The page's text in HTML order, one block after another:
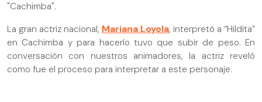
"Cachimba".
La gran actriz nacional, Mariana Loyola, interpretó a “Hildita”
en Cachimba y para hacerlo tuvo que subir de peso. En
conversación con nuestros animadores, la actriz reveló
como fue el proceso para interpretar a este personaje.